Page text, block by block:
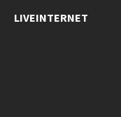
LIVEINTERNET